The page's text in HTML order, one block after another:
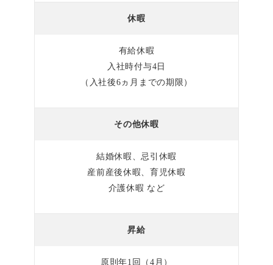
休暇
有給休暇
入社時付与4日
（入社後6ヵ月までの期限）
その他休暇
結婚休暇、忌引休暇
産前産後休暇、育児休暇
介護休暇 など
昇給
原則年1回（4月）